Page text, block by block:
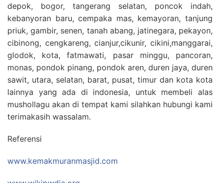
depok, bogor, tangerang selatan, poncok indah,
kebanyoran baru, cempaka mas, kemayoran, tanjung
priuk, gambir, senen, tanah abang, jatinegara, pekayon,
cibinong, cengkareng, cianjur,cikunir, cikini,manggarai,
glodok, kota, fatmawati, pasar minggu, pancoran,
monas, pondok pinang, pondok aren, duren jaya, duren
sawit, utara, selatan, barat, pusat, timur dan kota kota
lainnya yang ada di indonesia, untuk membeli alas
mushollagu akan di tempat kami silahkan hubungi kami
terimakasih wassalam.
Referensi
www.kemakmuranmasjid.com